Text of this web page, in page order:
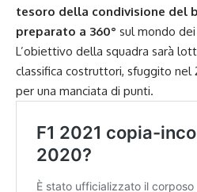
tesoro della condivisione del
preparato a 360° sul mondo
L’obiettivo della squadra sarà
classifica costruttori, sfuggito nel
per una manciata di punti.